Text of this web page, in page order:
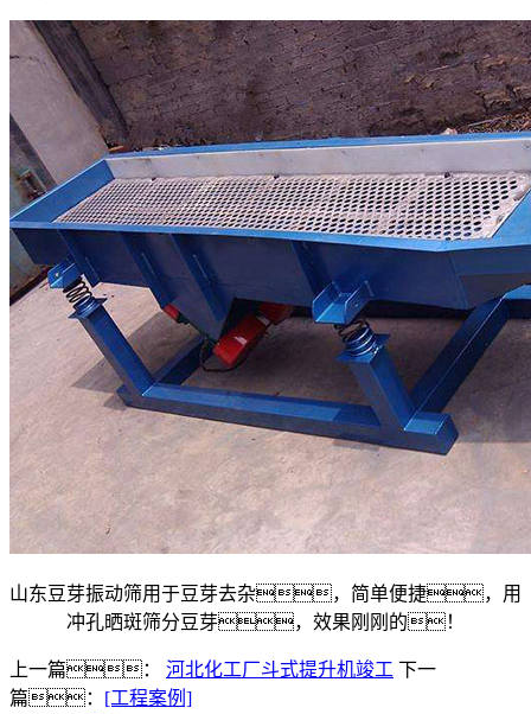
山东豆芽振动筛用于豆芽去杂，简单便捷，用
冲孔晒斑筛分豆芽，效果刚刚的！
上一篇： 河北化工厂斗式提升机竣工 下一
篇： [工程案例]